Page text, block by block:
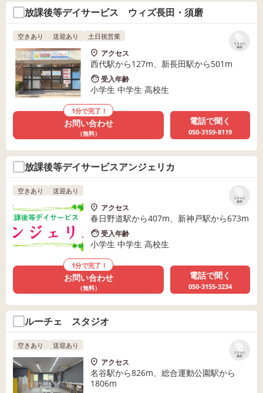
放課後等デイサービス ウィズ長田・須磨
リストに
保存
空きあり 送迎あり 土日祝営業
アクセス
西代駅から127m、新長田駅から501m
受入年齢
小学生 中学生 高校生
1分で完了！
お問い合わせ
（無料）
電話で聞く
050-3159-8119
放課後等デイサービスアンジェリカ
リストに
保存
空きあり 送迎あり
アクセス
春日野道駅から407m、新神戸駅から673m
受入年齢
小学生 中学生 高校生
1分で完了！
お問い合わせ
（無料）
電話で聞く
050-3155-3234
ルーチェ スタジオ
リストに
保存
空きあり 送迎あり
アクセス
名谷駅から826m、総合運動公園駅から
1806m